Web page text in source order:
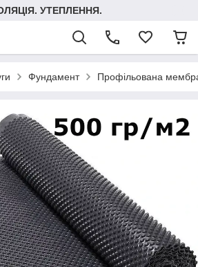
УТЕПЛЕННЯ.
Фундамент Профільована